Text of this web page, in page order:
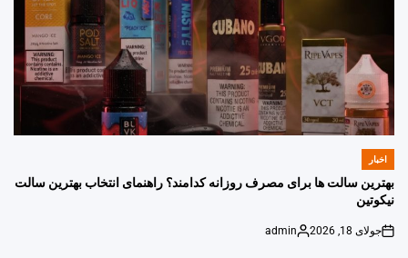
POSTED
اخبار
بهترین سالت ها برای مصرف روزانه کدامند؟ راهنمای انتخاب بهترین سالت
نیکوتین
on
جولای 18, 2026
Posted
admin